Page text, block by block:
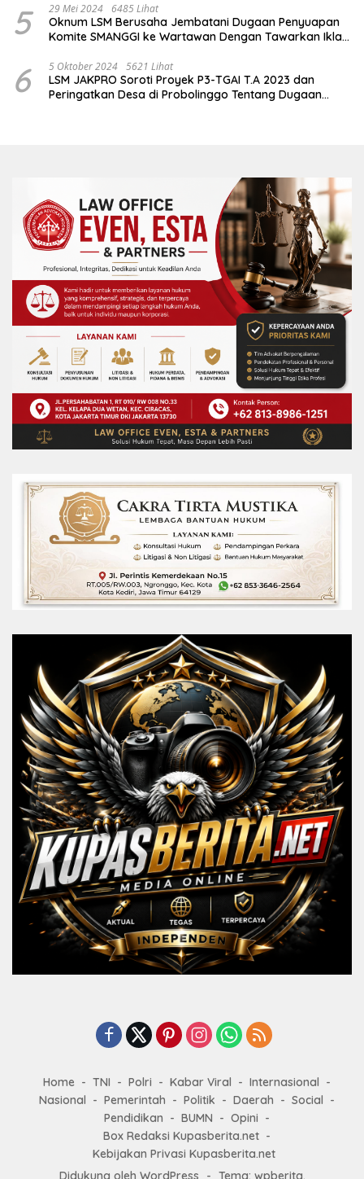
5 29 Mei 2024 6485 Lihat
Oknum LSM Berusaha Jembatani Dugaan Penyuapan
Komite SMANGGI ke Wartawan Dengan Tawarkan Iklan
6 5 Oktober 2024 5621 Lihat
LSM JAKPRO Soroti Proyek P3-TGAI T.A 2023 dan
Peringatkan Desa di Probolinggo Tentang Dugaan
Home TNI Polri Kabar Viral
Internasional
Nasional
Pemerintah Politik Daerah
Social
Pendidikan
BUMN
Opini
Box Redaksi Kupasberita.net
Kebijakan Privasi Kupasberita.net
Didukung oleh WordPress
- Tema: wpberita.